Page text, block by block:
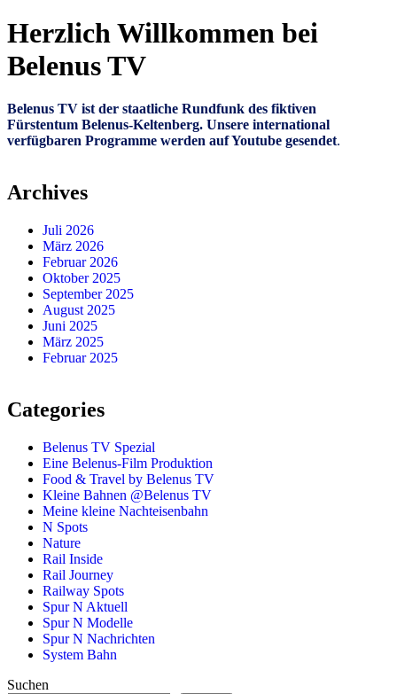
Herzlich Willkommen bei
Belenus TV
Belenus TV ist der staatliche Rundfunk des fiktiven
Fürstentum Belenus-Keltenberg. Unsere international
verfügbaren Programme werden auf Youtube gesendet.
Archives
Juli 2026
März 2026
Februar 2026
Oktober 2025
September 2025
August 2025
Juni 2025
März 2025
Februar 2025
Categories
Belenus TV Spezial
Eine Belenus-Film Produktion
Food & Travel by Belenus TV
Kleine Bahnen @Belenus TV
Meine kleine Nachteisenbahn
N Spots
Nature
Rail Inside
Rail Journey
Railway Spots
Spur N Aktuell
Spur N Modelle
Spur N Nachrichten
System Bahn
Suchen